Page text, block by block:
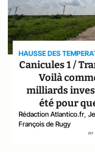
HAUSSE DES
Canicules 1 /
Voilà
milliards
été pour
Rédaction Atlantico.fr,
François de Rugy